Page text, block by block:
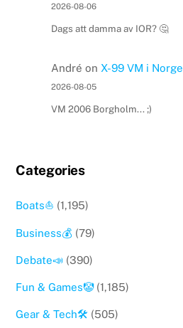
2026-08-06
Dags att damma av IOR? 🤔
André on X-99 VM i Norge
2026-08-05
VM 2006 Borgholm... ;)
Categories
Boats⛵️ (1,195)
Business💰 (79)
Debate📣 (390)
Fun & Games🤡(1,185)
Gear & Tech🛠 (505)